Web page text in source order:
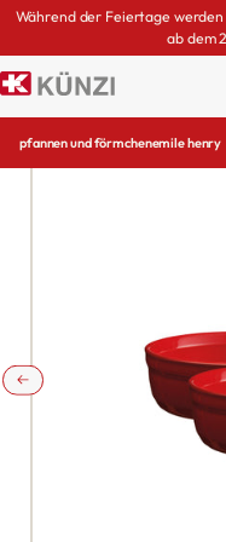
Während der Feiertage werden
ab dem
pfannen und förmchenemile henry